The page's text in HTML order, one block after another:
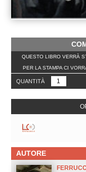
QUESTO LIBRO VERRÀ
PER LA STAMPA CI
QUANTITÀ
AUTORE